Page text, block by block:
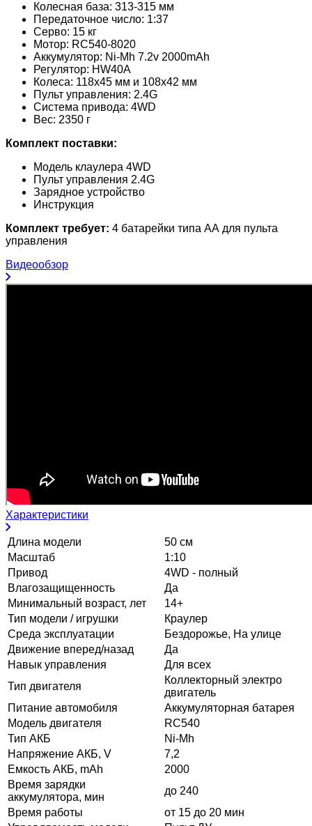
Колесная база: 313-315 мм
Передаточное число: 1:37
Серво: 15 кг
Мотор: RC540-8020
Аккумулятор: Ni-Mh 7.2v 2000mAh
Регулятор: HW40A
Колеса: 118x45 мм и 108x42 мм
Пульт управления: 2.4G
Система привода: 4WD
Вес: 2350 г
Комплект поставки:
Модель клаулера 4WD
Пульт управления 2.4G
Зарядное устройство
Инструкция
Комплект требует: 4 батарейки типа АА для пульта
управления
Видеообзор
Характеристики
Длина модели
50 см
Масштаб
1:10
Привод
4WD - полный
Влагозащищенность
Да
Минимальный возраст, лет
14+
Тип модели / игрушки
Краулер
Среда эксплуатации
Бездорожье, На улице
Движение вперед/назад
Да
Навык управления
Для всех
Тип двигателя
Коллекторный электро
двигатель
Питание автомобиля
Аккумуляторная батарея
Модель двигателя
RC540
Тип АКБ
Ni-Mh
Напряжение АКБ, V
7,2
Емкость АКБ, mAh
2000
Время зарядки
аккумулятора, мин
до 240
Время работы
от 15 до 20 мин